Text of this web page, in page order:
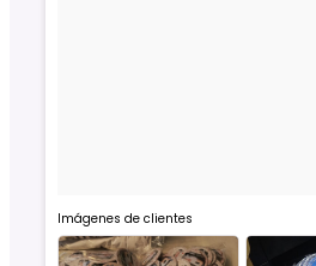
Imágenes de clientes